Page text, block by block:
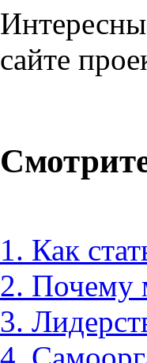
сайте
1. Как
2. Почему
3.